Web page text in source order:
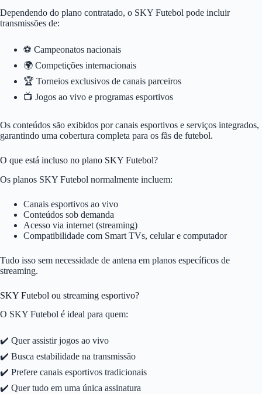
Dependendo do plano contratado, o SKY Futebol pode incluir
transmissões de:
⚽ Campeonatos nacionais
🌍 Competições internacionais
🏆 Torneios exclusivos de canais parceiros
📺 Jogos ao vivo e programas esportivos
Os conteúdos são exibidos por canais esportivos e serviços integrados,
garantindo uma cobertura completa para os fãs de futebol.
O que está incluso no plano SKY Futebol?
Os planos SKY Futebol normalmente incluem:
Canais esportivos ao vivo
Conteúdos sob demanda
Acesso via internet (streaming)
Compatibilidade com Smart TVs, celular e computador
Tudo isso sem necessidade de antena em planos específicos de
streaming.
SKY Futebol ou streaming esportivo?
O SKY Futebol é ideal para quem:
✔️ Quer assistir jogos ao vivo
✔️ Busca estabilidade na transmissão
✔️ Prefere canais esportivos tradicionais
✔️ Quer tudo em uma única assinatura